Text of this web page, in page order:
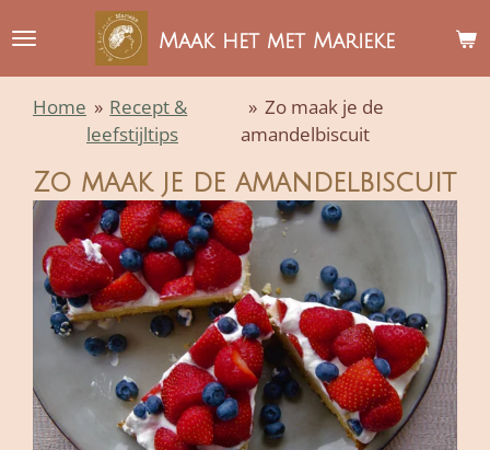
direct
naar
hoofdinhoud
Maak het met Marieke
Home » Recept &
leefstijltips
» Zo maak je de
amandelbiscuit
Zo maak je de amandelbiscuit